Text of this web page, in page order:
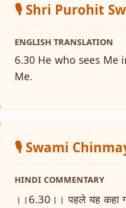
🎙️ Shri Purohit
ENGLISH TRANSLATION
6.30 He who sees
Me.
🎙️ Swami
HINDI COMMENTARY
।।6.30।। पहले यह कहा